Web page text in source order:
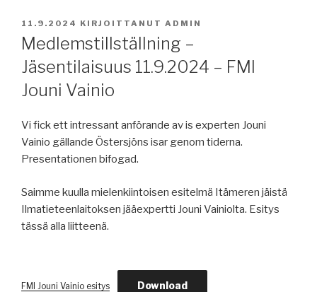
JULKAISTU
11.9.2024 KIRJOITTANUT ADMIN
Medlemstillställning –
Jäsentilaisuus 11.9.2024 – FMI
Jouni Vainio
Vi fick ett intressant anförande av is experten Jouni
Vainio gällande Östersjöns isar genom tiderna.
Presentationen bifogad.
Saimme kuulla mielenkiintoisen esitelmä Itämeren jäistä
Ilmatieteenlaitoksen jääexpertti Jouni Vainiolta. Esitys
tässä alla liitteenä.
FMI Jouni Vainio esitys Download